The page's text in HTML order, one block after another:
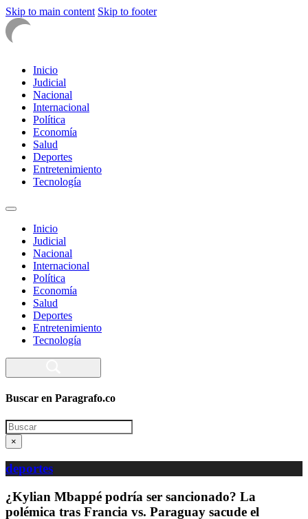
Skip to main content Skip to footer
Inicio
Judicial
Nacional
Internacional
Política
Economía
Salud
Deportes
Entretenimiento
Tecnología
Inicio
Judicial
Nacional
Internacional
Política
Economía
Salud
Deportes
Entretenimiento
Tecnología
Buscar en Paragrafo.co
Search
×
deportes
¿Kylian Mbappé podría ser sancionado? La
polémica tras Francia vs. Paraguay sacude el